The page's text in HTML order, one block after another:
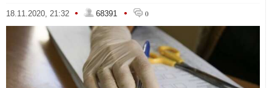
18.11.2020, 21:32 • 68391 • 0